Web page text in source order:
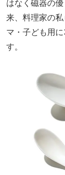
はなく磁器の
来、料理家の
マ・子ども用
す。